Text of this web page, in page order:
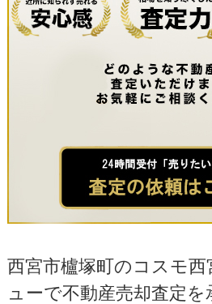
西宮市櫨塚町のコスモ
ューで不動産売却査定を